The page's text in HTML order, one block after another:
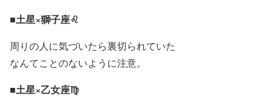
■土星×獅子座♌
周りの人に気づいたら裏切られていた
なんてことのないように注意。
■土星×乙女座♍